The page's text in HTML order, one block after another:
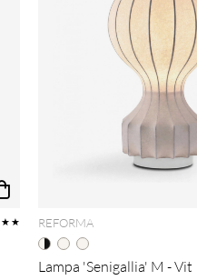
REFORMA
Lampa 'Senigallia' M - Vit